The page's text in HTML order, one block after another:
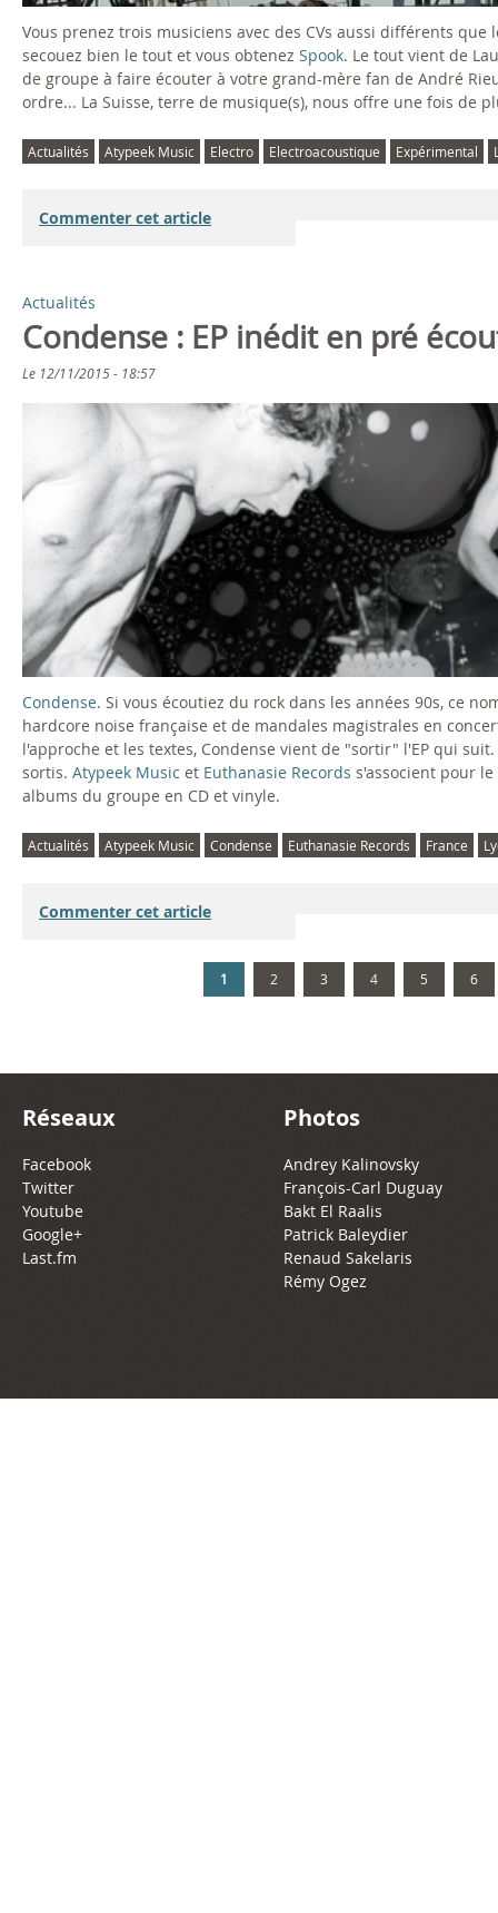
Vous prenez trois musiciens avec des CVs aussi différents
secouez bien le tout et vous obtenez Spook. Le tout vient de
de groupe à faire écouter à votre grand-mère fan de André
ordre... La Suisse, terre de musique(s), nous offre une fois de
Actualités Atypeek Music Electro Electroacoustique Expérimental
Commenter cet article
Actualités
Condense : EP inédit en pré
Le 12/11/2015 - 18:57
Condense. Si vous écoutiez du rock dans les années 90s, ce
hardcore noise française et de mandales magistrales en
l'approche et les textes, Condense vient de "sortir" l'EP qui
sortis. Atypeek Music et Euthanasie Records s'associent pour
albums du groupe en CD et vinyle.
Actualités Atypeek Music Condense Euthanasie Records France
Commenter cet article
1 2 3 4 5 6
Réseaux
Facebook
Twitter
Youtube
Google+
Last.fm
Photos
Andrey Kalinovsky
François-Carl Duguay
Bakt El Raalis
Patrick Baleydier
Renaud Sakelaris
Rémy Ogez